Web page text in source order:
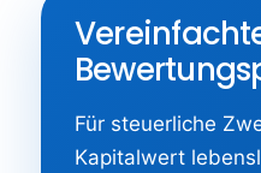
Für steuerliche
Kapitalwert